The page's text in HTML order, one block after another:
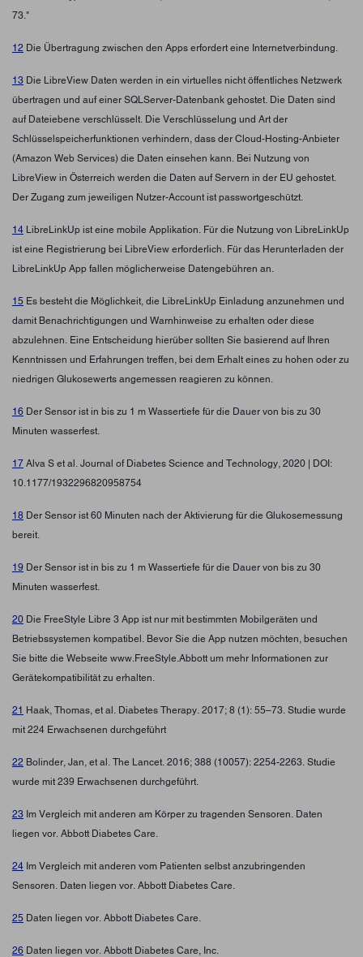
73."
12 Die Übertragung zwischen den Apps erfordert eine Internetverbindung.
13 Die LibreView Daten werden in ein virtuelles nicht öffentliches Netzwerk
übertragen und auf einer SQLServer-Datenbank gehostet. Die Daten sind
auf Dateiebene verschlüsselt. Die Verschlüsselung und Art der
Schlüsselspeicherfunktionen verhindern, dass der Cloud-Hosting-Anbieter
(Amazon Web Services) die Daten einsehen kann. Bei Nutzung von
LibreView in Österreich werden die Daten auf Servern in der EU gehostet.
Der Zugang zum jeweiligen Nutzer-Account ist passwortgeschützt.
14 LibreLinkUp ist eine mobile Applikation. Für die Nutzung von LibreLinkUp
ist eine Registrierung bei LibreView erforderlich. Für das Herunterladen der
LibreLinkUp App fallen möglicherweise Datengebühren an.
15 Es besteht die Möglichkeit, die LibreLinkUp Einladung anzunehmen und
damit Benachrichtigungen und Warnhinweise zu erhalten oder diese
abzulehnen. Eine Entscheidung hierüber sollten Sie basierend auf Ihren
Kenntnissen und Erfahrungen treffen, bei dem Erhalt eines zu hohen oder zu
niedrigen Glukosewerts angemessen reagieren zu können.
16 Der Sensor ist in bis zu 1 m Wassertiefe für die Dauer von bis zu 30
Minuten wasserfest.
17 Alva S et al. Journal of Diabetes Science and Technology, 2020 | DOI:
10.1177/1932296820958754
18 Der Sensor ist 60 Minuten nach der Aktivierung für die Glukosemessung
bereit.
19 Der Sensor ist in bis zu 1 m Wassertiefe für die Dauer von bis zu 30
Minuten wasserfest.
20 Die FreeStyle Libre 3 App ist nur mit bestimmten Mobilgeräten und
Betriebssystemen kompatibel. Bevor Sie die App nutzen möchten, besuchen
Sie bitte die Webseite www.FreeStyle.Abbott um mehr Informationen zur
Gerätekompatibilität zu erhalten.
21 Haak, Thomas, et al. Diabetes Therapy. 2017; 8 (1): 55–73. Studie wurde
mit 224 Erwachsenen durchgeführt
22 Bolinder, Jan, et al. The Lancet. 2016; 388 (10057): 2254-2263. Studie
wurde mit 239 Erwachsenen durchgeführt.
23 Im Vergleich mit anderen am Körper zu tragenden Sensoren. Daten
liegen vor. Abbott Diabetes Care.
24 Im Vergleich mit anderen vom Patienten selbst anzubringenden
Sensoren. Daten liegen vor. Abbott Diabetes Care.
25 Daten liegen vor. Abbott Diabetes Care.
26 Daten liegen vor. Abbott Diabetes Care, Inc.